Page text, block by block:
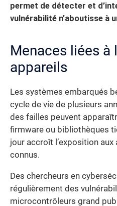
permet de détecter et
vulnérabilité n’aboutisse à
Menaces liées à
appareils
Les systèmes embarqués
cycle de vie de plusieurs
des failles peuvent
firmware ou bibliothèques
jour accroît l’exposition
connus.
Des chercheurs en
régulièrement des
microcontrôleurs grand